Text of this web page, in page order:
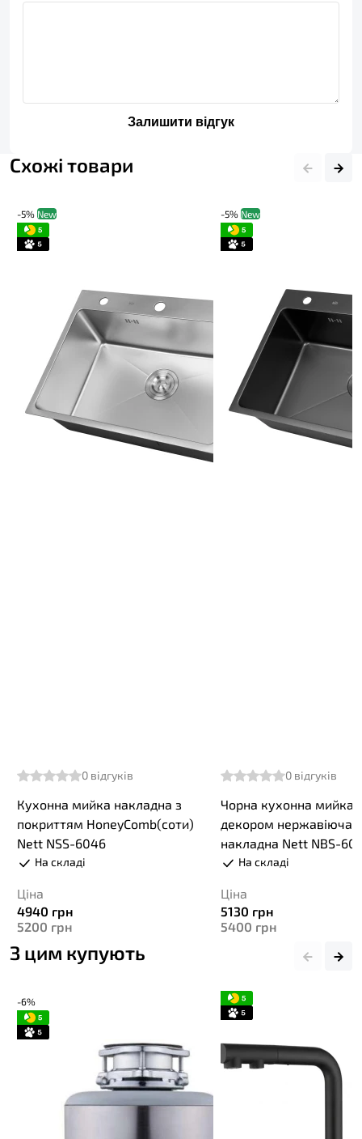
Залишити відгук
Схожі товари
-5% New
0 відгуків
Кухонна мийка накладна з
покриттям HoneyComb(соти)
Nett NSS-6046
На складі
Ціна
4940 грн
5200 грн
-5% New
0 відгуків
Чорна кухонна мийка
декором нержавіюча
накладна Nett NBS-
На складі
Ціна
5130 грн
5400 грн
З цим купують
-6%